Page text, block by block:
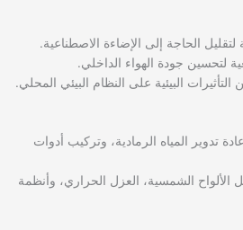
لتقليل الحاجة إلى الإضاءة الاصطناعية.
لتحسين جودة الهواء الداخلي.
التأثيرات البيئية على النظام البيئي المحلي.
تدوير المياه الرمادية، وتركيب أدوات
الألواح الشمسية، العزل الحراري، وأنظمة